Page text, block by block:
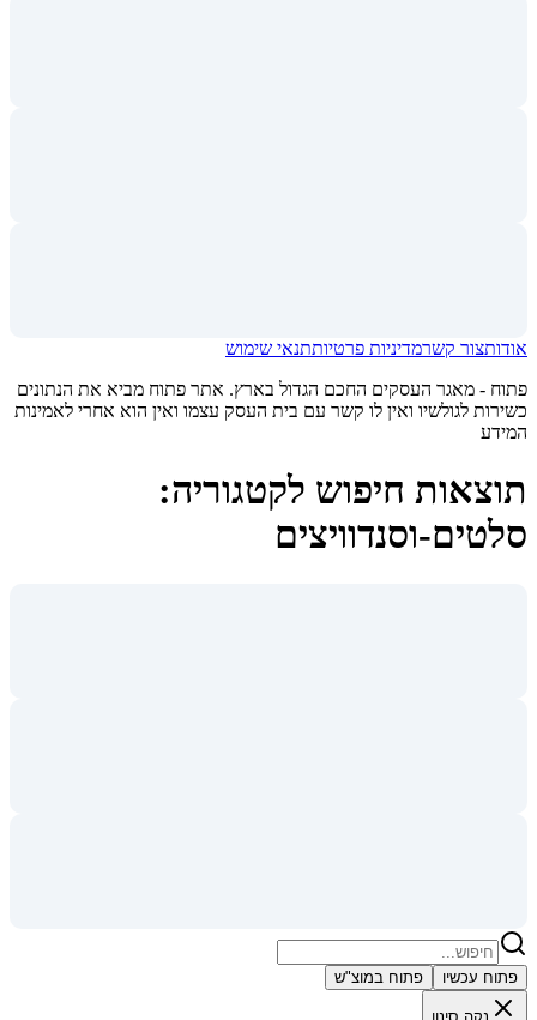
אודותצור קשרמדיניות פרטיותתנאי שימוש
פתוח - מאגר העסקים החכם הגדול בארץ. אתר פתוח מביא את הנתונים
כשירות לגולשיו ואין לו קשר עם בית העסק עצמו ואין הוא אחרי לאמינות
המידע
תוצאות חיפוש לקטגוריה:
סלטים-וסנדוויצים
פתוח עכשיו פתוח במוצ"ש